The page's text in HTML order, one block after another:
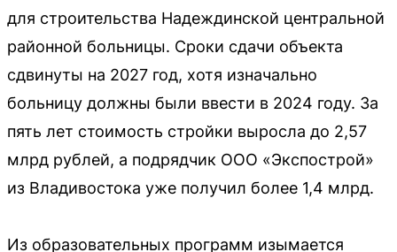
для строительства Надеждинской центральной
районной больницы. Сроки сдачи объекта
сдвинуты на 2027 год, хотя изначально
больницу должны были ввести в 2024 году. За
пять лет стоимость стройки выросла до 2,57
млрд рублей, а подрядчик ООО «Экспострой»
из Владивостока уже получил более 1,4 млрд.
Из образовательных программ изымается